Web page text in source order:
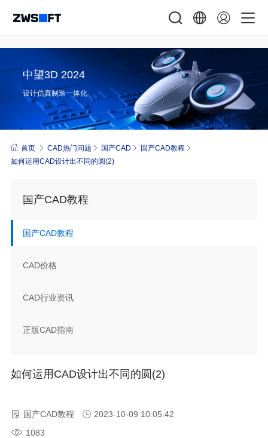
中望3D 2024
设计仿真制造一体化
首页 CAD热门问题 国产CAD
国产CAD教程
如何运用CAD设计出不同的圆(2)
国产CAD教程
国产CAD教程
CAD价格
CAD行业资讯
正版CAD指南
如何运用CAD设计出不同的圆(2)
国产CAD教程
2023-10-09 10:05:42
1083